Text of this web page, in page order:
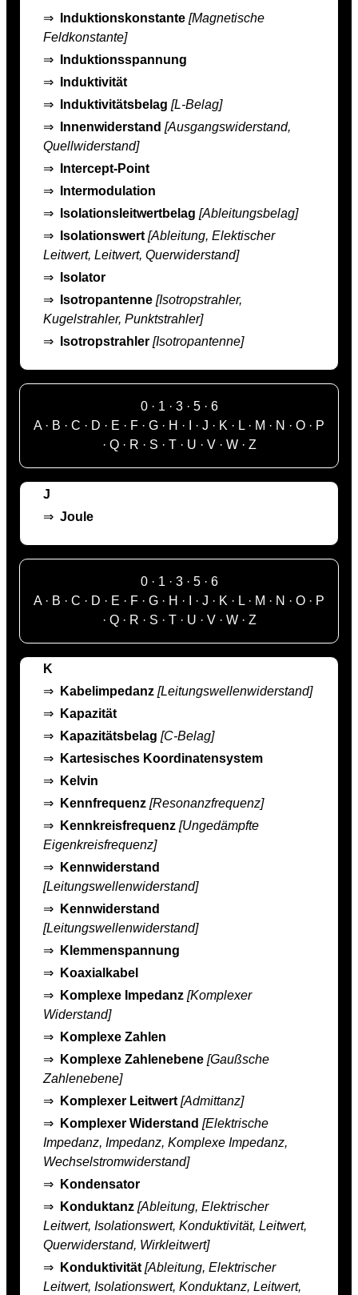
⇒
Induktionskonstante [Magnetische
Feldkonstante]
⇒
Induktionsspannung
⇒
Induktivität
⇒
Induktivitätsbelag [L-Belag]
⇒
Innenwiderstand [Ausgangswiderstand,
Quellwiderstand]
⇒
Intercept-Point
⇒
Intermodulation
⇒
Isolationsleitwertbelag [Ableitungsbelag]
⇒
Isolationswert [Ableitung, Elektischer
Leitwert, Leitwert, Querwiderstand]
⇒
Isolator
⇒
Isotropantenne [Isotropstrahler,
Kugelstrahler, Punktstrahler]
⇒
Isotropstrahler [Isotropantenne]
0· 1 · 3· 5· 6
A· B · C · D · E · F · G · H · · J · K · L · M · N · O · P
· Q· R · S · T· U · V· W· Z
J
⇒ Joule
0· 1 · 3· 5· 6
A· B · C · D · E · F · G · H · · J · K · L · M · N · O · P
· Q· R · S · T· U · V· W· Z
K
⇒
Kabelimpedanz [Leitungswellenwiderstand]
⇒
Kapazität
⇒
Kapazitätsbelag [C-Belag]
⇒
Kartesisches Koordinatensystem
⇒
Kelvin
⇒
Kennfrequenz [Resonanzfrequenz]
⇒
Kennkreisfrequenz [Ungedämpfte
Eigenkreisfrequenz]
⇒
Kennwiderstand
[Leitungswellenwiderstand]
⇒
Kennwiderstand
[Leitungswellenwiderstand]
⇒
Klemmenspannung
⇒
Koaxialkabel
⇒
Komplexe Impedanz [Komplexer
Widerstand]
⇒
Komplexe Zahlen
⇒
Komplexe Zahlenebene [Gaußsche
Zahlenebene]
⇒
Komplexer Leitwert [Admittanz]
⇒
Komplexer Widerstand [Elektrische
Impedanz, Impedanz, Komplexe Impedanz,
Wechselstromwiderstand]
⇒
Kondensator
⇒
Konduktanz [Ableitung, Elektrischer
Leitwert, Isolationswert, Konduktivität, Leitwert,
Querwiderstand, Wirkleitwert]
⇒
Konduktivität [Ableitung, Elektrischer
Leitwert, Isolationswert, Konduktanz, Leitwert,